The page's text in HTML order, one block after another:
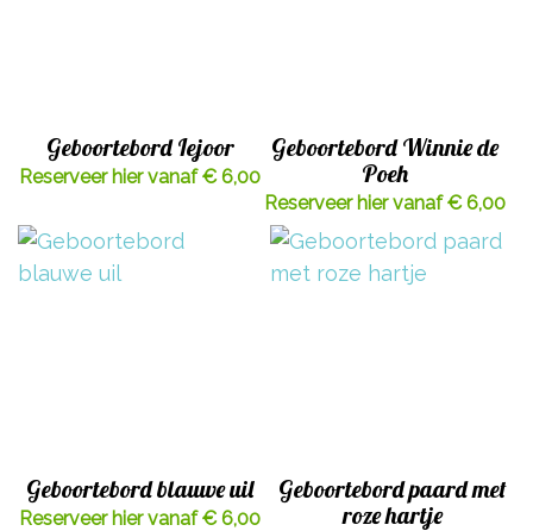
Geboortebord Iejoor
Reserveer hier vanaf € 6,00
Geboortebord Winnie de
Poeh
Reserveer hier vanaf € 6,00
Geboortebord blauwe uil
Reserveer hier vanaf € 6,00
Geboortebord paard met
roze hartje